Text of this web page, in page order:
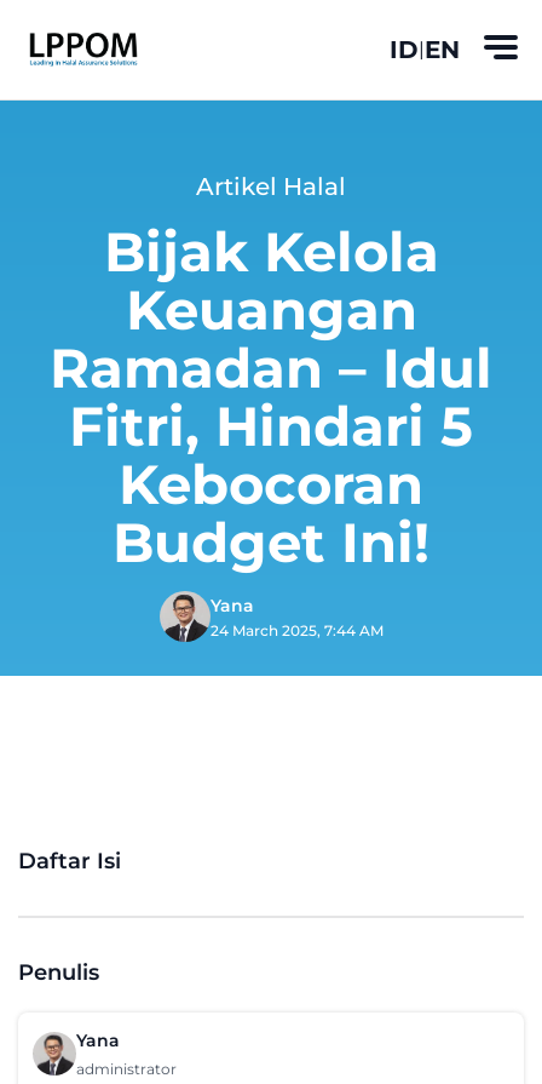
ID|EN
Artikel Halal
Bijak Kelola
Keuangan
Ramadan – Idul
Fitri, Hindari 5
Kebocoran
Budget Ini!
Yana
24 March 2025, 7:44 AM
Daftar Isi
Penulis
Yana
administrator